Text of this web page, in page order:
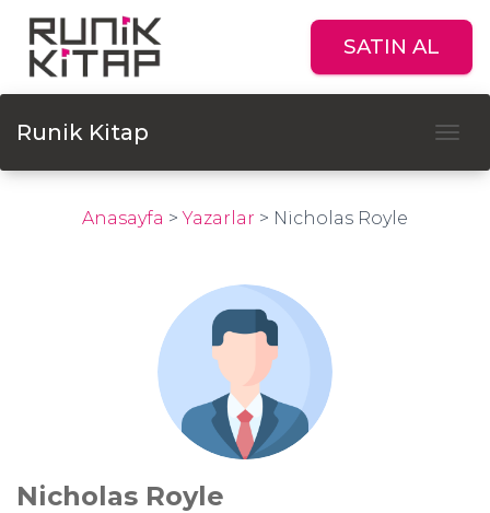
SATIN AL
Runik Kitap
Anasayfa >Yazarlar > Nicholas Royle
Nicholas Royle